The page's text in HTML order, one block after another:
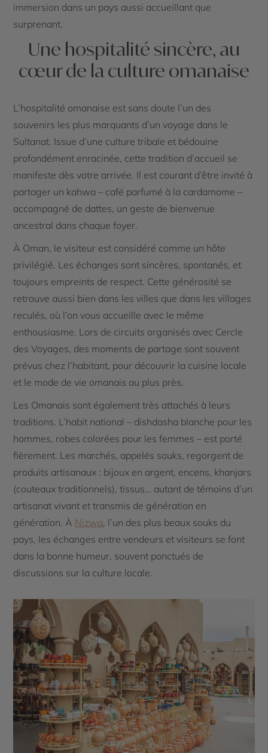
immersion dans un pays aussi accueillant que
surprenant.
Une hospitalité sincère, au
cœur de la culture omanaise
L’hospitalité omanaise est sans doute l’un des
souvenirs les plus marquants d’un voyage dans le
Sultanat. Issue d’une culture tribale et bédouine
profondément enracinée, cette tradition d’accueil se
manifeste dès votre arrivée. Il est courant d’être invité à
partager un kahwa – café parfumé à la cardamome –
accompagné de dattes, un geste de bienvenue
ancestral dans chaque foyer.
À Oman, le visiteur est considéré comme un hôte
privilégié. Les échanges sont sincères, spontanés, et
toujours empreints de respect. Cette générosité se
retrouve aussi bien dans les villes que dans les villages
reculés, où l’on vous accueille avec le même
enthousiasme. Lors de circuits organisés avec Cercle
des Voyages, des moments de partage sont souvent
prévus chez l’habitant, pour découvrir la cuisine locale
et le mode de vie omanais au plus près.
Les Omanais sont également très attachés à leurs
traditions. L’habit national – dishdasha blanche pour les
hommes, robes colorées pour les femmes – est porté
fièrement. Les marchés, appelés souks, regorgent de
produits artisanaux : bijoux en argent, encens, khanjars
(couteaux traditionnels), tissus… autant de témoins d’un
artisanat vivant et transmis de génération en
génération. À Nizwa, l’un des plus beaux souks du
pays, les échanges entre vendeurs et visiteurs se font
dans la bonne humeur, souvent ponctués de
discussions sur la culture locale.